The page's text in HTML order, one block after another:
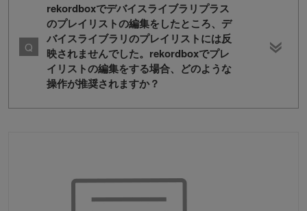
rekordboxでデバイスライブラリプラス
のプレイリストの編集をしたところ、デ
バイスライブラリのプレイリストには反
映されませんでした。rekordboxでプレ
イリストの編集をする場合、どのような
操作が推奨されますか？